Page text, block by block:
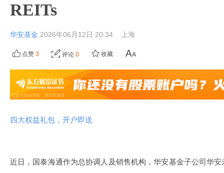
REITs
华安基金 2026年06月12日 20:34 上海
点赞 3 评论 0 收藏
四大权益礼包，开户即送
近日，国泰海通作为总协调人及销售机构，华安基金子公司华